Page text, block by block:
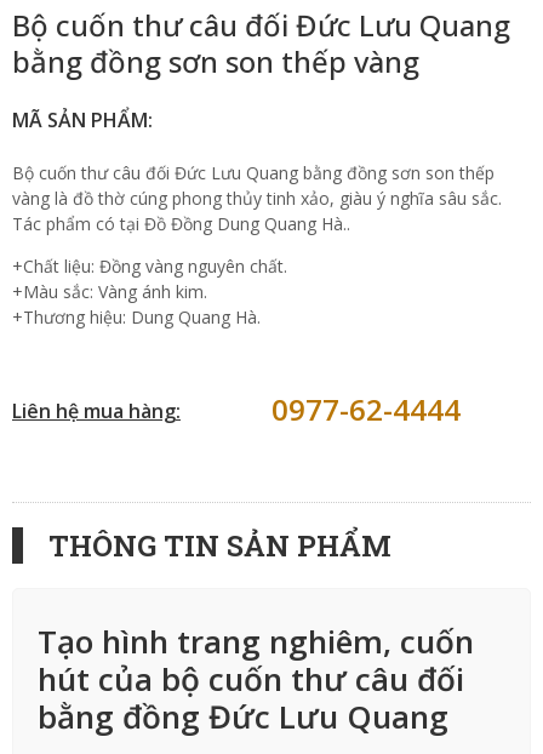
Bộ cuốn thư câu đối Đức Lưu Quang
bằng đồng sơn son thếp vàng
MÃ SẢN PHẨM:
Bộ cuốn thư câu đối Đức Lưu Quang bằng đồng sơn son thếp
vàng là đồ thờ cúng phong thủy tinh xảo, giàu ý nghĩa sâu sắc.
Tác phẩm có tại Đồ Đồng Dung Quang Hà..
+Chất liệu: Đồng vàng nguyên chất.
+Màu sắc: Vàng ánh kim.
+Thương hiệu: Dung Quang Hà.
Liên hệ mua hàng: 0977-62-4444
THÔNG TIN SẢN PHẨM
Tạo hình trang nghiêm, cuốn
hút của bộ cuốn thư câu đối
bằng đồng Đức Lưu Quang